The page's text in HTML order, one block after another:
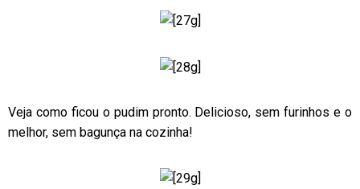
Veja como ficou o pudim pronto. Delicioso, sem furinhos e o
melhor, sem bagunça na cozinha!